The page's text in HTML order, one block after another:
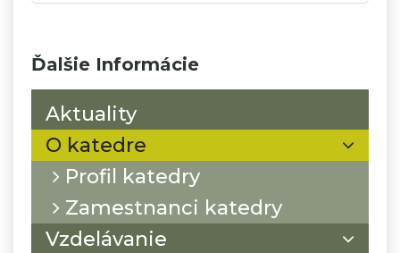
Ďalšie Informácie
Aktuality
O katedre
Profil katedry
Zamestnanci katedry
Vzdelávanie